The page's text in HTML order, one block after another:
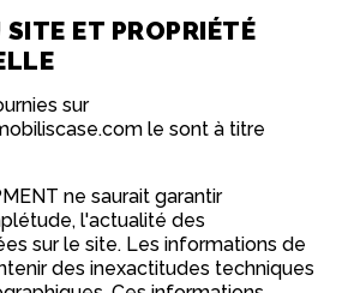
ET PROPRIÉTÉ
sur
le sont à titre
ne saurait garantir
l'actualité des
sur le site. Les informations de
des inexactitudes techniques